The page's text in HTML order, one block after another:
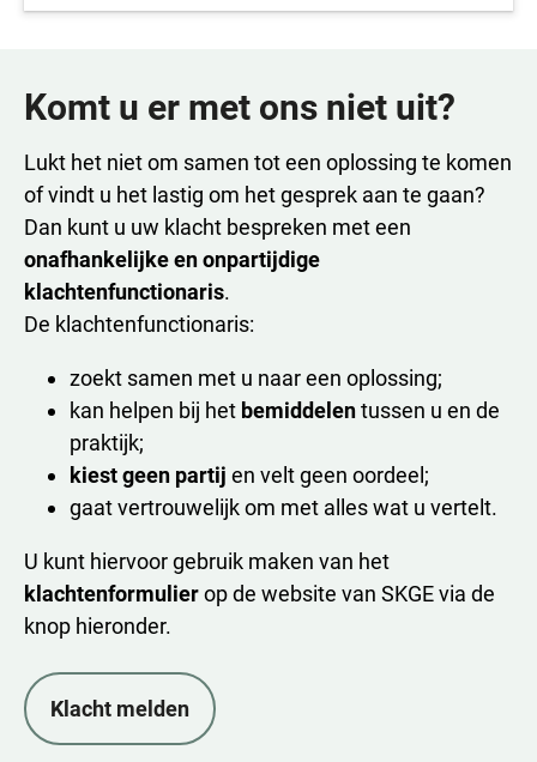
Komt u er met ons niet uit?
Lukt het niet om samen tot een oplossing te komen
of vindt u het lastig om het gesprek aan te gaan?
Dan kunt u uw klacht bespreken met een
onafhankelijke en onpartijdige
klachtenfunctionaris.
De klachtenfunctionaris:
zoekt samen met u naar een oplossing;
kan helpen bij het bemiddelentussen u en de
praktijk;
kiest geen partij en velt geen oordeel;
gaat vertrouwelijk om met alles wat u vertelt.
U kunt hiervoor gebruik maken van het
klachtenformulierop de website van SKGE via de
knop hieronder.
Klacht melden